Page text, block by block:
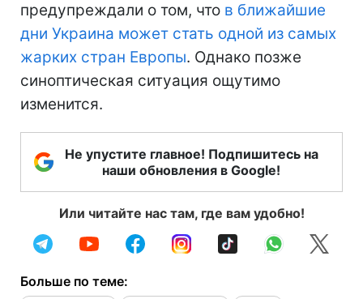
предупреждали о том, что в ближайшие
дни Украина может стать одной из самых
жарких стран Европы. Однако позже
синоптическая ситуация ощутимо
изменится.
Не упустите главное! Подпишитесь на
наши обновления в Google!
Или читайте нас там, где вам удобно!
Больше по теме: